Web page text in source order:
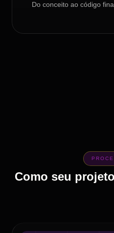
Do conceito ao código
Como seu